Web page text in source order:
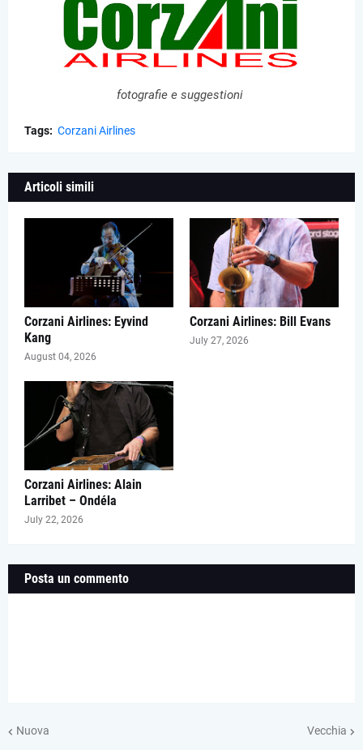
fotografie e suggestioni
Tags: Corzani Airlines
Articoli simili
Corzani Airlines: Eyvind
Kang
August 04, 2026
Corzani Airlines: Bill Evans
July 27, 2026
Corzani Airlines: Alain
Larribet – Ondéla
July 22, 2026
Posta un commento
Nuova Vecchia